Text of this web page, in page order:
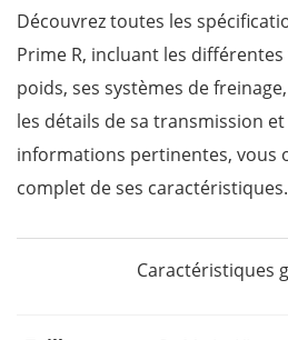
Découvrez toutes les
Prime R, incluant les
poids, ses systèmes de
les détails de sa transmission
informations pertinentes, vous
complet de ses caractéristiques.
Caractéristiques